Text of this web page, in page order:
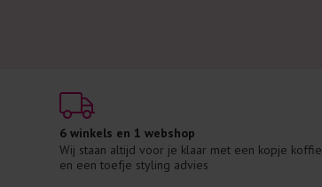
6 winkels en 1 webshop
Wij staan altijd voor je klaar met een kopje koffie
en een toefje styling advies